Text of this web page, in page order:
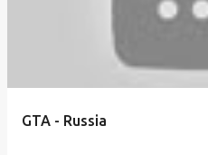
GTA - Russia